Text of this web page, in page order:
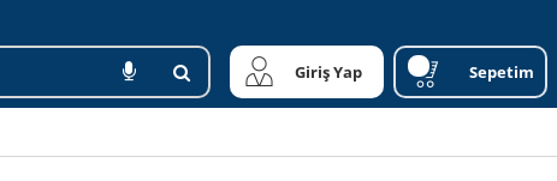
Giriş Yap Sepetim